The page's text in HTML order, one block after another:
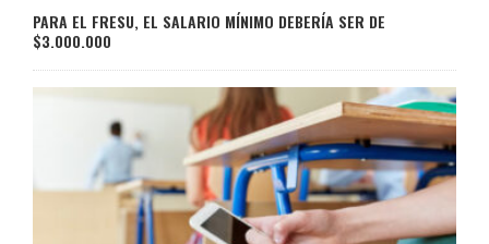
PARA EL FRESU, EL SALARIO MÍNIMO DEBERÍA SER DE
$3.000.000